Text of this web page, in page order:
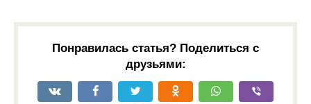
Понравилась статья? Поделиться с
друзьями: